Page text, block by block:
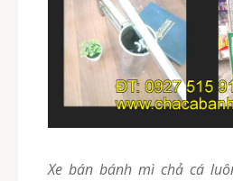
Xe bán bánh mì chả cá luôn đảm bảo độ bền